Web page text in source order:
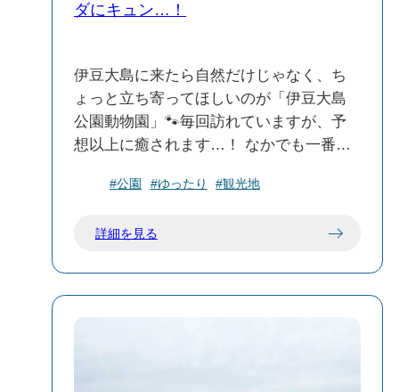
ダにキュン…！
伊豆大島に来たら自然だけじゃなく、ち
ょっと立ち寄ってほしいのが「伊豆大島
公園動物園」🐾毎回訪れていますが、予
想以上に癒されます…！ なかでも一番の
て寝ている姿がとにかく可愛くて、ず〜
っちを見てくれるし、その表情がまたた
持ちいい。 「島で動物園ってどうなんだ
#公園 #ゆったり #観光地
詳細を見る